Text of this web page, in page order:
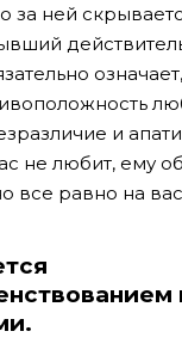
за ней
и
не любит, ему
все равно на